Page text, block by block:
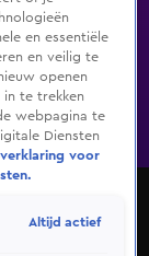
en essentiële
en veilig te
openen
te trekken
webpagina te
Diensten
voor
Altijd actief